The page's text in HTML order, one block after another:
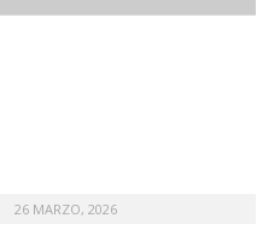
26 MARZO, 2026